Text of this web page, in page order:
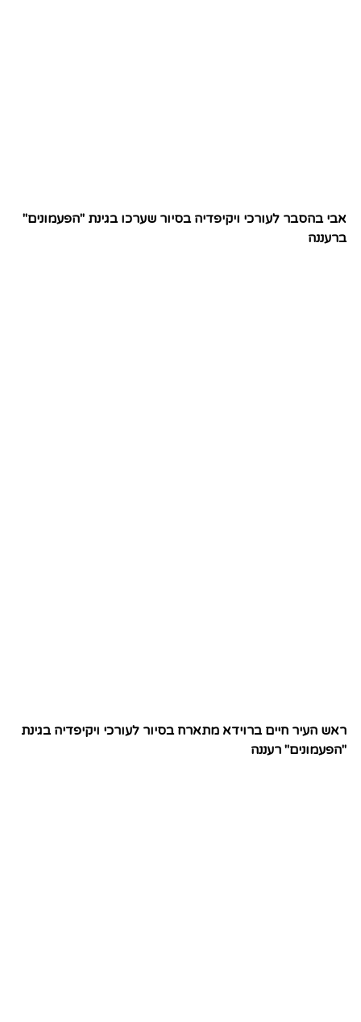
אבי בהסבר לעורכי ויקיפדיה בסיור שערכו בגינת "הפעמונים"
ברעננה
ראש העיר חיים ברוידא מתארח בסיור לעורכי ויקיפדיה בגינת
"הפעמונים" רעננה